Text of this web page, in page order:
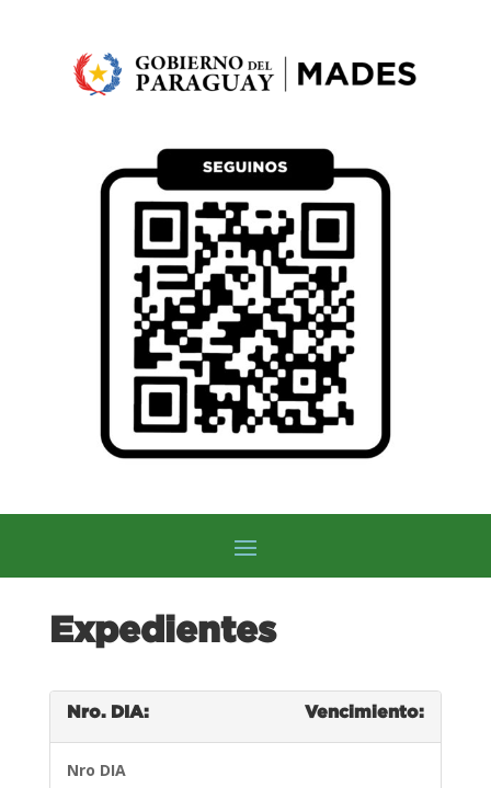
Expedientes
Nro. DIA: Vencimiento:
Nro DIA